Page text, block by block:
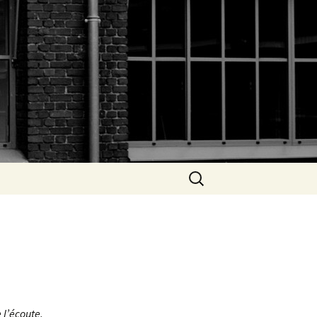
Rechercher :